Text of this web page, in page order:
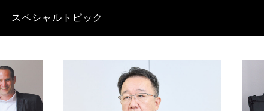
スペシャルトピック